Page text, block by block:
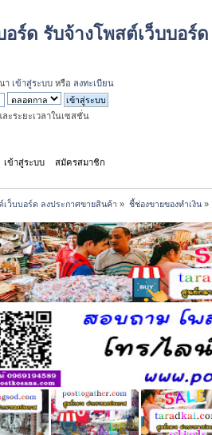
อร์ด รับจ้างโพสต์เว็บบอร์
า เข้าสู่ระบบ หรือ ลงทะเบียน
ะระยะเวลาในเซสชั่น
เข้าสู่ระบบ สมัครสมาชิก
ว็บบอร์ด ลงประกาศขายสินค้า » ชี้ช่องขายของทำเงิน»